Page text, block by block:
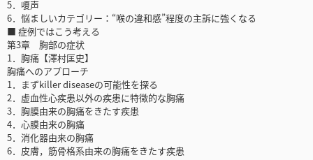
5．嗄声
6．悩ましいカテゴリー：“喉の違和感”程度の主訴に強くなる
■ 症例ではこう考える
第3章 胸部の症状
1．胸痛【澤村匡史】
胸痛へのアプローチ
1．まずkiller diseaseの可能性を探る
2．虚血性心疾患以外の疾患に特徴的な胸痛
3．胸膜由来の胸痛をきたす疾患
4．心膜由来の胸痛
5．消化器由来の胸痛
6．皮膚，筋骨格系由来の胸痛をきたす疾患